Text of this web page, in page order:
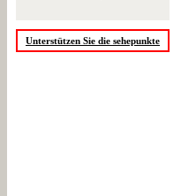
Unterstützen Sie die sehepunkte